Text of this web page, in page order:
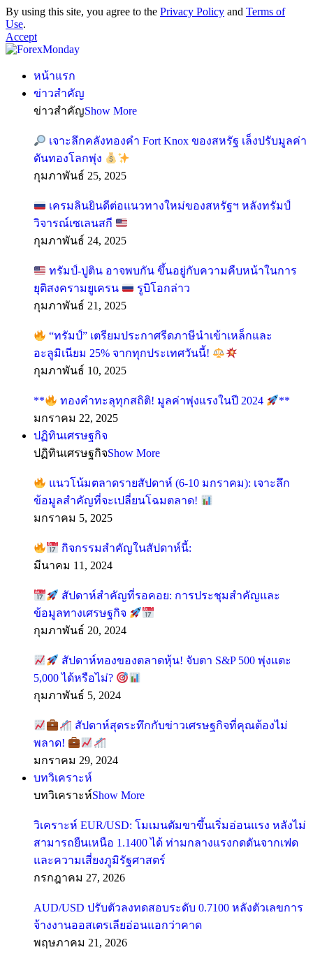
By using this site, you agree to the Privacy Policy and Terms of
Use.
Accept
หน้าแรก
ข่าวสำคัญ
ข่าวสำคัญShow More
เจาะลึกคลังทองคำ Fort Knox ของสหรัฐ เล็งปรับมูลค่า
ดันทองโลกพุ่ง
กุมภาพันธ์ 25, 2025
เครมลินยินดีต่อแนวทางใหม่ของสหรัฐฯ หลังทรัมป์
วิจารณ์เซเลนสกี
กุมภาพันธ์ 24, 2025
ทรัมป์-ปูติน อาจพบกัน ขึ้นอยู่กับความคืบหน้าในการ
ยุติสงครามยูเครน
รูบิโอกล่าว
กุมภาพันธ์ 21, 2025
“ทรัมป์” เตรียมประกาศรีดภาษีนำเข้าเหล็กและ
อะลูมิเนียม 25% จากทุกประเทศวันนี้!
กุมภาพันธ์ 10, 2025
** ทองคำทะลุทุกสถิติ! มูลค่าพุ่งแรงในปี 2024
**
มกราคม 22, 2025
ปฏิทินเศรษฐกิจ
ปฏิทินเศรษฐกิจShow More
แนวโน้มตลาดรายสัปดาห์ (6-10 มกราคม): เจาะลึก
ข้อมูลสำคัญที่จะเปลี่ยนโฉมตลาด!
มกราคม 5, 2025
กิจกรรมสำคัญในสัปดาห์นี้:
มีนาคม 11, 2024
สัปดาห์สำคัญที่รอคอย: การประชุมสำคัญและ
ข้อมูลทางเศรษฐกิจ
กุมภาพันธ์ 20, 2024
สัปดาห์ทองของตลาดหุ้น! จับตา S&P 500 พุ่งแตะ
5,000 ได้หรือไม่?
กุมภาพันธ์ 5, 2024
สัปดาห์สุดระทึกกับข่าวเศรษฐกิจที่คุณต้องไม่
พลาด!
มกราคม 29, 2024
บทวิเคราะห์
บทวิเคราะห์Show More
วิเคราะห์ EUR/USD: โมเมนตัมขาขึ้นเริ่มอ่อนแรง หลังไม่
สามารถยืนเหนือ 1.1400 ได้ ท่ามกลางแรงกดดันจากเฟด
และความเสี่ยงภูมิรัฐศาสตร์
กรกฎาคม 27, 2026
AUD/USD ปรับตัวลงทดสอบระดับ 0.7100 หลังตัวเลขการ
จ้างงานออสเตรเลียอ่อนแอกว่าคาด
พฤษภาคม 21, 2026